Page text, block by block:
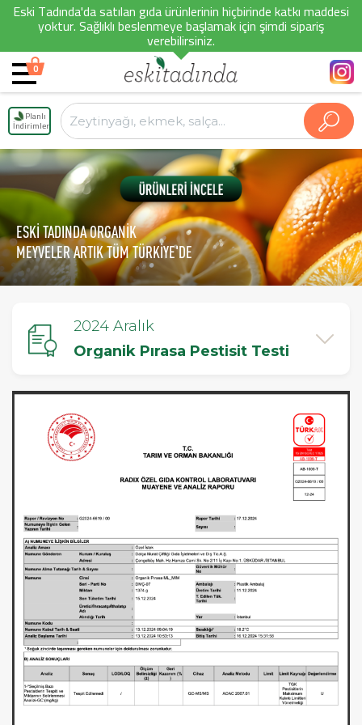
Eski Tadında'da satılan gıda ürünlerinin hiçbirinde katkı maddesi
yoktur. Sağlıklı beslenmeye başlamak için şimdi sipariş
verebilirsiniz.
0
Planlı
İndirimler
ESKİ TADINDA ORGANİK
MEYVELER ARTIK TÜM TÜRKİYE'DE
2024 Aralık
Organik Pırasa Pestisit Testi